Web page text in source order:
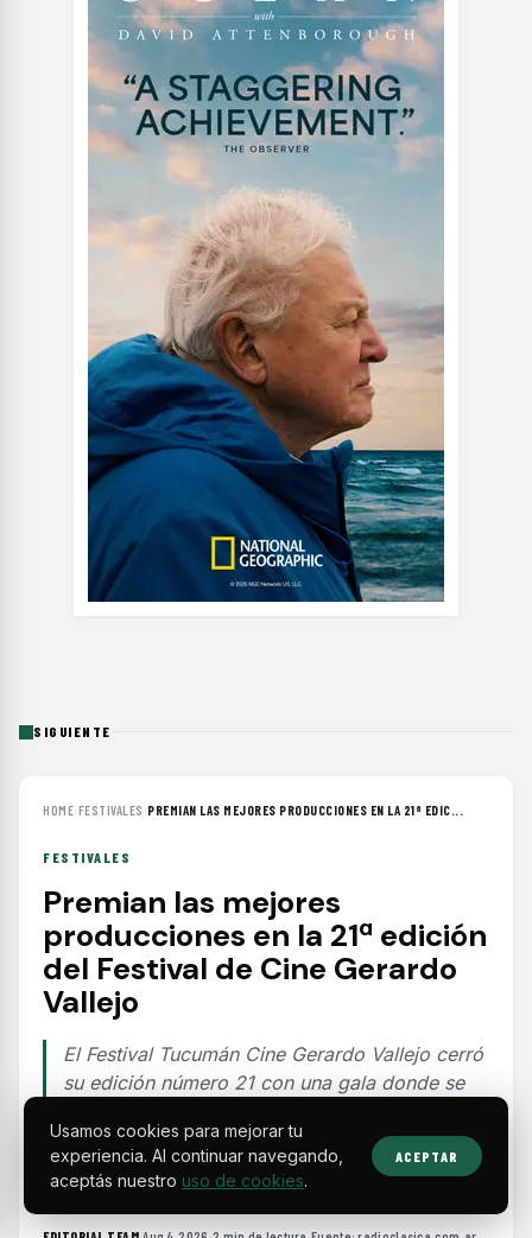
SIGUIENTE
HOME›FESTIVALES ›PREMIAN LAS MEJORES PRODUCCIONES EN LA 21ª EDIC...
FESTIVALES
Premian las mejores
producciones en la 21ª edición
del Festival de Cine Gerardo
Vallejo
El Festival Tucumán Cine Gerardo Vallejo cerró
su edición número 21 con una gala donde se
argentino y latinoamericano en diversas
categorías.
Usamos cookies para mejorar tu
experiencia. Al continuar navegando,
aceptás nuestro uso de cookies.
ACEPTAR